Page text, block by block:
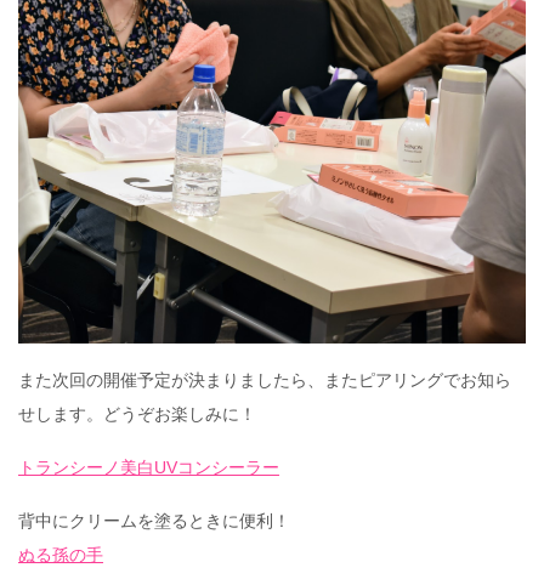
また次回の開催予定が決まりましたら、またピアリングでお知ら
せします。どうぞお楽しみに！
トランシーノ美白UVコンシーラー
背中にクリームを塗るときに便利！
ぬる孫の手